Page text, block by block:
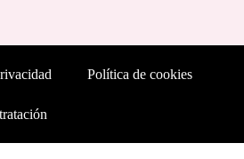
Política de cookies